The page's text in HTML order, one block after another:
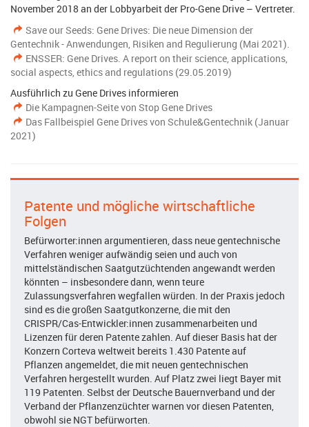
November 2018 an der Lobbyarbeit der Pro-Gene Drive – Vertreter.
Save our Seeds: Gene Drives: Die neue Dimension der
Gentechnik - Anwendungen, Risiken and Regulierung (Mai 2021).
ENSSER: Gene Drives. A report on their science, applications,
social aspects, ethics and regulations (29.05.2019)
Ausführlich zu Gene Drives informieren
Die Kampagnen-Seite von Stop Gene Drives
Das Fallbeispiel Gene Drives von Schule&Gentechnik (Januar
2021)
Patente und mögliche wirtschaftliche
Folgen
Befürworter:innen argumentieren, dass neue gentechnische
Verfahren weniger aufwändig seien und auch von
mittelständischen Saatgutzüchtenden angewandt werden
könnten – insbesondere dann, wenn teure
Zulassungsverfahren wegfallen würden. In der Praxis jedoch
sind es die großen Saatgutkonzerne, die mit den
CRISPR/Cas-Entwickler:innen zusammenarbeiten und
Lizenzen für deren Patente zahlen. Auf dieser Basis hat der
Konzern Corteva weltweit bereits 1.430 Patente auf
Pflanzen angemeldet, die mit neuen gentechnischen
Verfahren hergestellt wurden. Auf Platz zwei liegt Bayer mit
119 Patenten. Selbst der Deutsche Bauernverband und der
Verband der Pflanzenzüchter warnen vor diesen Patenten,
obwohl sie NGT befürworten.